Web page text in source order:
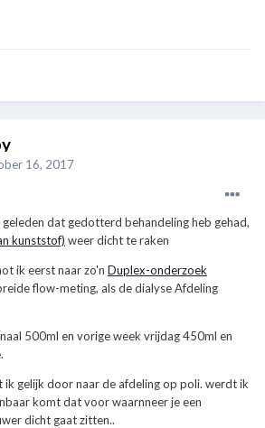
16, 2017
dat gedotterd behandeling heb gehad,
kunststof) weer dicht te raken
ik eerst naar zo'n Duplex-onderzoek
flow-meting, als de dialyse Afdeling
500ml en vorige week vrijdag 450ml en
ik gelijk door naar de afdeling op poli. werdt ik
komt dat voor waarnneer je een
dicht gaat zitten..